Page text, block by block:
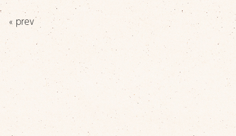
« prev